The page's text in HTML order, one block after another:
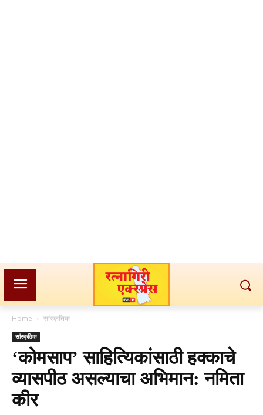
Home सांस्कृतिक
सांस्कृतिक
‘कोमसाप’ साहित्यिकांसाठी हक्काचे
व्यासपीठ असल्याचा अभिमान: नमिता
कीर